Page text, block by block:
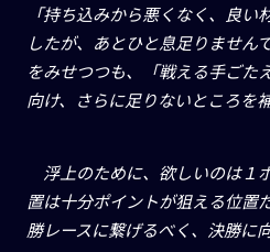
「持ち込みから悪くなく、良
したが、あとひと息足りません
をみせつつも、「戦える手ごた
向け、さらに足りないところを
浮上のために、欲しいのは１
置は十分ポイントが狙える位置
勝レースに繋げるべく、決勝に